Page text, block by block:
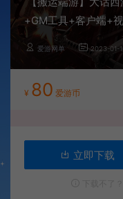
+GM工具+客户端+
爱游网单 2023-01-
¥ 80 爱游币
立即下载